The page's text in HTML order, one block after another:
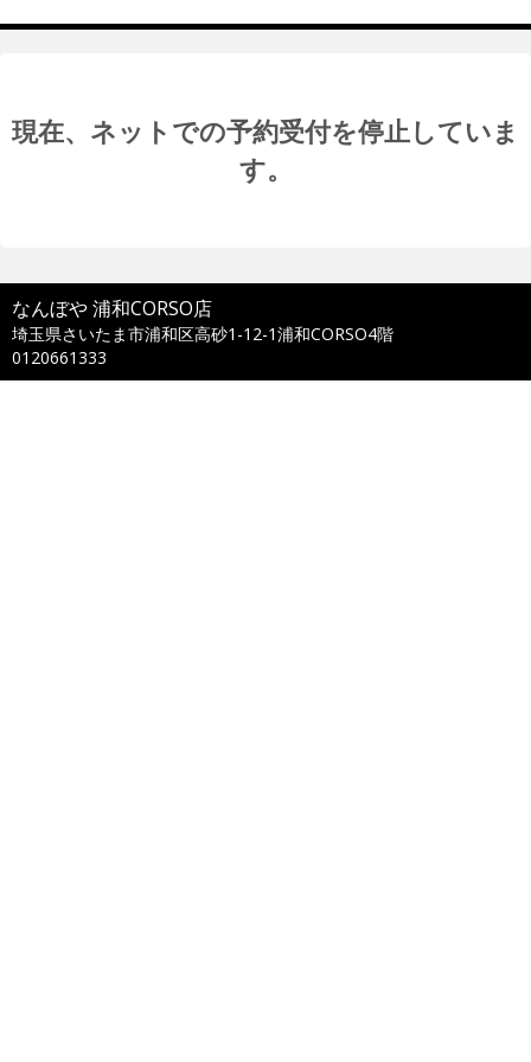
現在、ネットでの予約受付を停止していま
す。
なんぼや 浦和CORSO店
埼玉県さいたま市浦和区高砂1-12-1浦和CORSO4階
0120661333